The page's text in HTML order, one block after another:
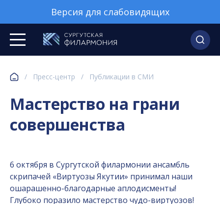
Версия для слабовидящих
/ Пресс-центр / Публикации в СМИ
Мастерство на грани
совершенства
6 октября в Сургутской филармонии ансамбль
скрипачей «Виртуозы Якутии» принимал наши
ошарашенно-благодарные аплодисменты!
Глубоко поразило мастерство чудо-виртуозов!